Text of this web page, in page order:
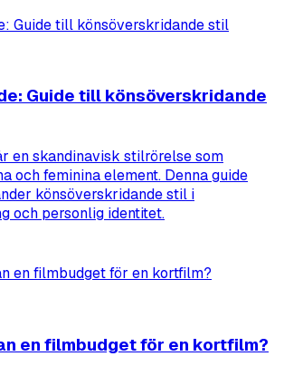
Guide till könsöverskridande
en skandinavisk stilrörelse som
och feminina element. Denna guide
könsöverskridande stil i
och personlig identitet.
en filmbudget för en kortfilm?